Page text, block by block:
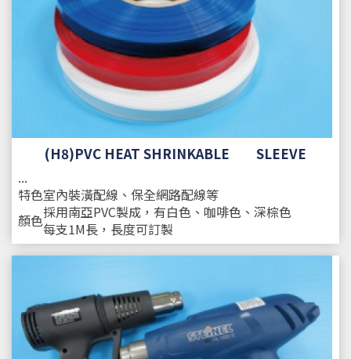
(H8)PVC HEAT SHRINKABLE SLEEVE
...
特色室內裝潢配線、保全網路配線等
顏色採用南亞PVC製成，有白色、咖啡色、深棕色
每支1M長，長度可訂製